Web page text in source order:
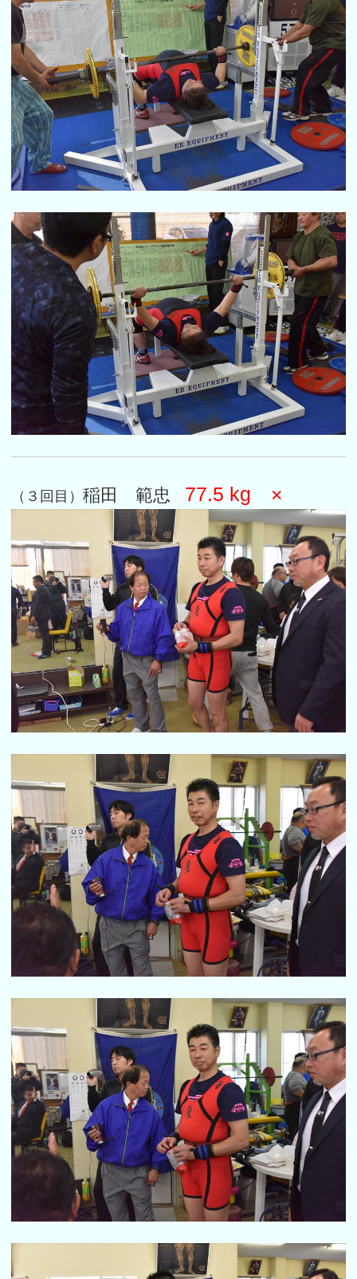
（３回目）稲田 範忠 77.5 kg ×